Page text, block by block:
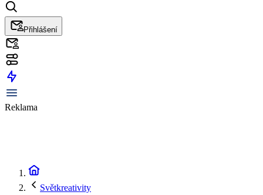
Přihlášení
Reklama
Světkreativity